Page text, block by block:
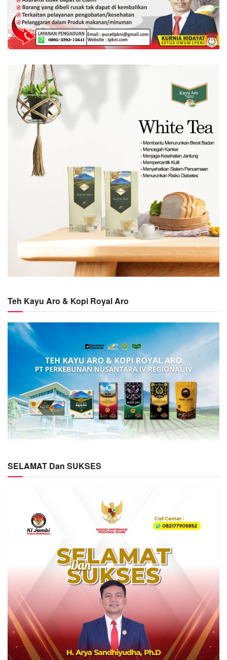
Teh Kayu Aro & Kopi Royal Aro
SELAMAT Dan SUKSES